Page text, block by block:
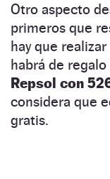
Otro aspecto
primeros que
hay que
habrá de regalo
Repsol con
considera que
gratis.